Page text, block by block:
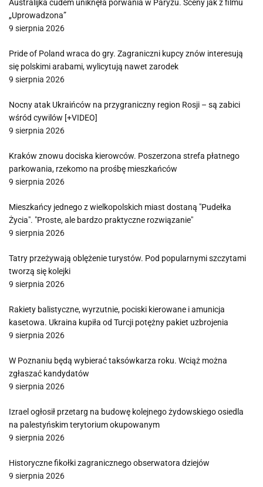
Australijka cudem uniknęła porwania w Paryżu. Sceny jak z filmu
„Uprowadzona”
9 sierpnia 2026
Pride of Poland wraca do gry. Zagraniczni kupcy znów interesują
się polskimi arabami, wylicytują nawet zarodek
9 sierpnia 2026
Nocny atak Ukraińców na przygraniczny region Rosji – są zabici
wśród cywilów [+VIDEO]
9 sierpnia 2026
Kraków znowu dociska kierowców. Poszerzona strefa płatnego
parkowania, rzekomo na prośbę mieszkańców
9 sierpnia 2026
Mieszkańcy jednego z wielkopolskich miast dostaną "Pudełka
Życia". "Proste, ale bardzo praktyczne rozwiązanie"
9 sierpnia 2026
Tatry przeżywają oblężenie turystów. Pod popularnymi szczytami
tworzą się kolejki
9 sierpnia 2026
Rakiety balistyczne, wyrzutnie, pociski kierowane i amunicja
kasetowa. Ukraina kupiła od Turcji potężny pakiet uzbrojenia
9 sierpnia 2026
W Poznaniu będą wybierać taksówkarza roku. Wciąż można
zgłaszać kandydatów
9 sierpnia 2026
Izrael ogłosił przetarg na budowę kolejnego żydowskiego osiedla
na palestyńskim terytorium okupowanym
9 sierpnia 2026
Historyczne fikołki zagranicznego obserwatora dziejów
9 sierpnia 2026